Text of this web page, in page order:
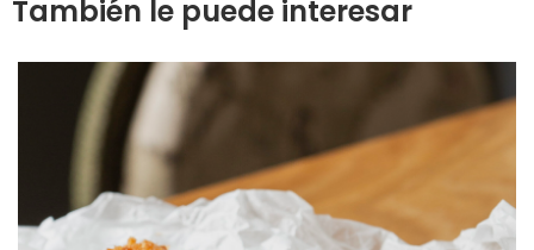
También le puede interesar